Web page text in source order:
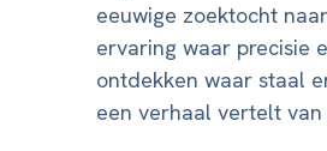
eeuwige zoektocht
ervaring waar precisie
ontdekken waar staal
een verhaal vertelt